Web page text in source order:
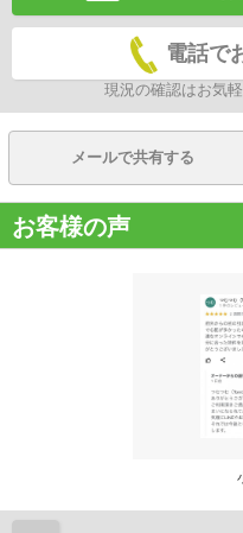
電話で
現況の確認はお気
メールで共有する
お客様の声